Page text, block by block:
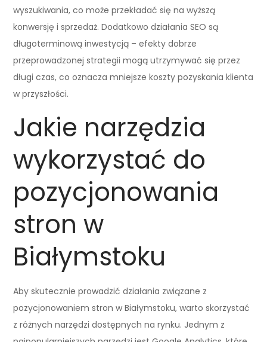
wyszukiwania, co może przekładać się na wyższą
konwersję i sprzedaż. Dodatkowo działania SEO są
długoterminową inwestycją – efekty dobrze
przeprowadzonej strategii mogą utrzymywać się przez
długi czas, co oznacza mniejsze koszty pozyskania klienta
w przyszłości.
Jakie narzędzia
wykorzystać do
pozycjonowania
stron w
Białymstoku
Aby skutecznie prowadzić działania związane z
pozycjonowaniem stron w Białymstoku, warto skorzystać
z różnych narzędzi dostępnych na rynku. Jednym z